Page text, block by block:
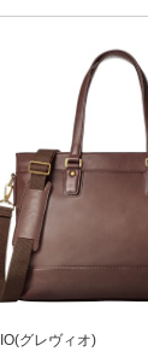
グレヴィオ)